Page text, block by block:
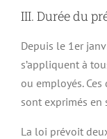
III. Durée du
Depuis le 1er
s’appliquent à
ou employés.
sont exprimés en
La loi prévoit